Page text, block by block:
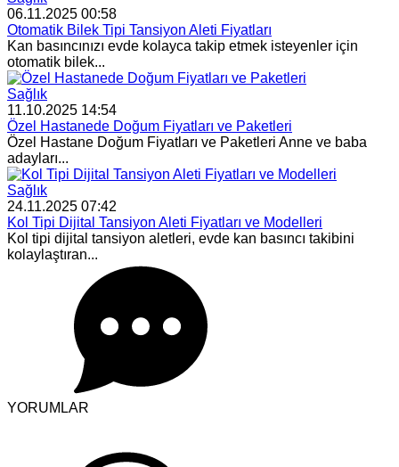
06.11.2025 00:58
Otomatik Bilek Tipi Tansiyon Aleti Fiyatları
Kan basıncınızı evde kolayca takip etmek isteyenler için
otomatik bilek...
Sağlık
11.10.2025 14:54
Özel Hastanede Doğum Fiyatları ve Paketleri
Özel Hastane Doğum Fiyatları ve Paketleri Anne ve baba
adayları...
Sağlık
24.11.2025 07:42
Kol Tipi Dijital Tansiyon Aleti Fiyatları ve Modelleri
Kol tipi dijital tansiyon aletleri, evde kan basıncı takibini
kolaylaştıran...
YORUMLAR